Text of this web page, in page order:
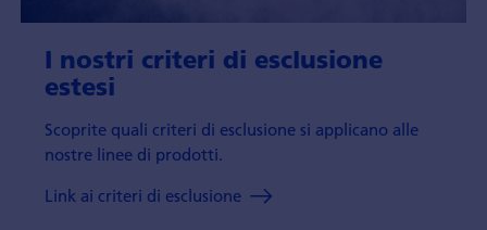
I nostri criteri di esclusione
estesi
Scoprite quali criteri di esclusione si applicano alle
nostre linee di prodotti.
Link ai criteri di esclusione